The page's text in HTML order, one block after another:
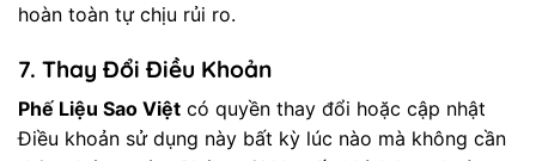
hoàn toàn tự chịu rủi ro.
7. Thay Đổi Điều Khoản
Phế Liệu Sao Việt có quyền thay đổi hoặc cập nhật
Điều khoản sử dụng này bất kỳ lúc nào mà không cần